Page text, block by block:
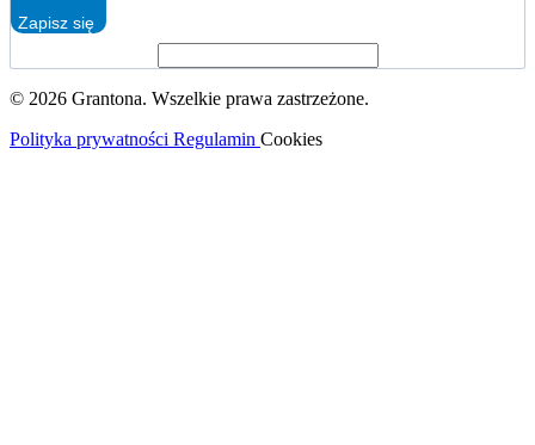
Zapisz się
© 2026 Grantona. Wszelkie prawa zastrzeżone.
Polityka prywatności Regulamin Cookies